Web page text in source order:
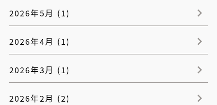
2026年5月 (1)
2026年4月 (1)
2026年3月 (1)
2026年2月 (2)